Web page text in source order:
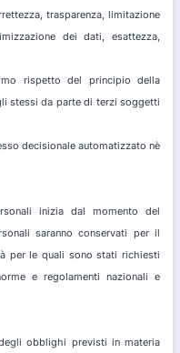
trasparenza, limitazione
dei dati, esattezza,
rispetto del principio della
stessi da parte di terzi soggetti
decisionale automatizzato nè
inizia dal momento del
saranno conservati per il
per le quali sono stati richiesti
e regolamenti nazionali e
obblighi previsti in materia